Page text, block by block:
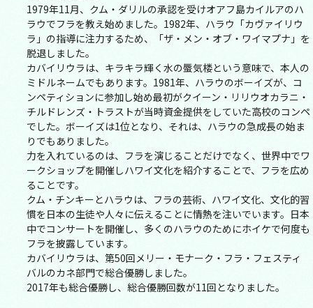
1979年11月、クム・ダリルの承認を受けオアフ島カイルアのハ
ラウでフラを教え始めました。1982年、ハラウ「カヴァイリウ
ラ」の指導に注力するため、「ザ・メン・オブ・ワイマプナ」を
脱退しました。
カバイリウラは、キラキラ輝く水の蜃気楼という意味で、本人の
ミドルネームでもあります。1981年、ハラウのボーイズが、コ
ンペティションに参加し始め最初がクイーン・リリウオカラニ・
チルドレンズ・トラストが当時資金提供をしていた高校のコンペ
でした。ボーイズは1位となり、それは、ハラウの急成長の始ま
りでもありました。
力を入れているのは、フラを演じることだけでなく、世界中でワ
ークショップを開催しハワイ文化を紹介することで、フラを広め
ることです。
クム・チンキーとハラウは、フラの芸術、ハワイ文化、文化的習
慣を日本の生徒や人々に伝えることに情熱を注いでいます。日本
中でコンサートを開催し、多くのハラウのためにホイケで何度も
フラを披露しています。
カバイリウラは、第50回メリー・モナーク・フラ・フェスティ
バルのカネ部門で総合優勝しました。
2017年も総合優勝し、総合優勝回数が11回となりました。